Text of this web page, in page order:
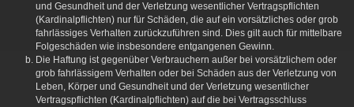
und Gesundheit und der Verletzung wesentlicher Vertragspflichten
(Kardinalpflichten) nur für Schäden, die auf ein vorsätzliches oder grob
fahrlässiges Verhalten zurückzuführen sind. Dies gilt auch für mittelbare
Folgeschäden wie insbesondere entgangenen Gewinn.
Die Haftung ist gegenüber Verbrauchern außer bei vorsätzlichem oder
grob fahrlässigem Verhalten oder bei Schäden aus der Verletzung von
Leben, Körper und Gesundheit und der Verletzung wesentlicher
Vertragspflichten (Kardinalpflichten) auf die bei Vertragsschluss